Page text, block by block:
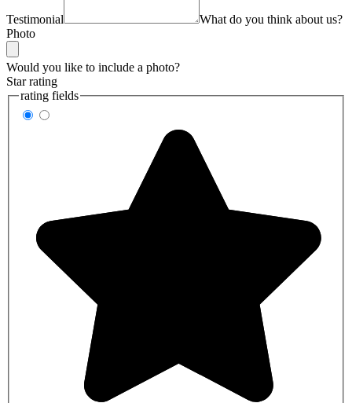
Testimonial
What do you think about us?
Photo
Would you like to include a photo?
Star rating
rating fields